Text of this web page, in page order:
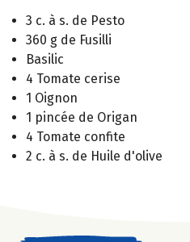
3 c. à s. de Pesto
360 g de Fusilli
Basilic
4 Tomate cerise
1 Oignon
1 pincée de Origan
4 Tomate confite
2 c. à s. de Huile d'olive